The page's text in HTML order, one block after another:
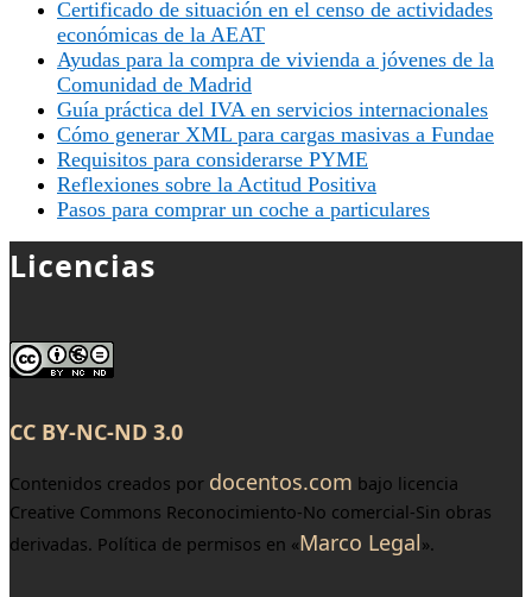
Certificado de situación en el censo de actividades
económicas de la AEAT
Ayudas para la compra de vivienda a jóvenes de la
Comunidad de Madrid
Guía práctica del IVA en servicios internacionales
Cómo generar XML para cargas masivas a Fundae
Requisitos para considerarse PYME
Reflexiones sobre la Actitud Positiva
Pasos para comprar un coche a particulares
Licencias
CC BY-NC-ND 3.0
Contenidos creados por docentos.com bajo licencia
Creative Commons Reconocimiento-No comercial-Sin obras
derivadas. Política de permisos en «Marco Legal».